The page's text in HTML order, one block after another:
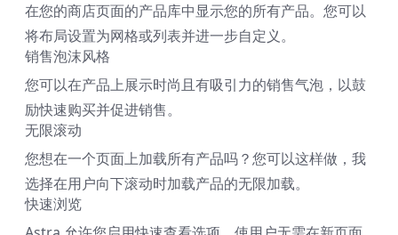
在您的商店页面的产品库中显示您的所有产品。您可以
将布局设置为网格或列表并进一步自定义。
销售泡沫风格
您可以在产品上展示时尚且有吸引力的销售气泡，以鼓
励快速购买并促进销售。
无限滚动
您想在一个页面上加载所有产品吗？您可以这样做，我
选择在用户向下滚动时加载产品的无限加载。
快速浏览